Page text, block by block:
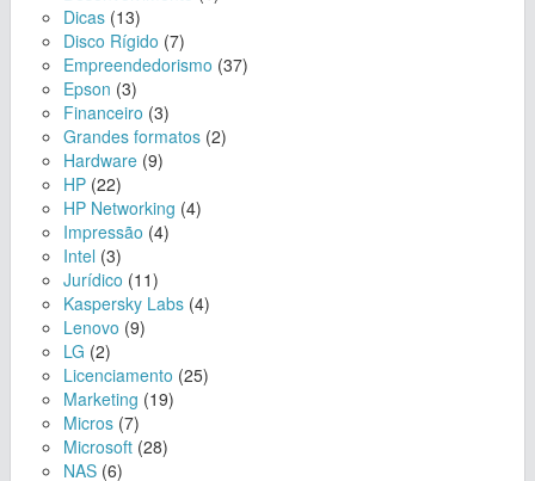
Dicas (13)
Disco Rígido (7)
Empreendedorismo (37)
Epson (3)
Financeiro (3)
Grandes formatos (2)
Hardware (9)
HP (22)
HP Networking (4)
Impressão (4)
Intel (3)
Jurídico (11)
Kaspersky Labs (4)
Lenovo (9)
LG (2)
Licenciamento (25)
Marketing (19)
Micros (7)
Microsoft (28)
NAS (6)